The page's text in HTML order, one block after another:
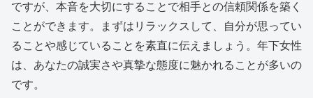
ですが、本音を大切にすることで相手との信頼関係を築く
ことができます。まずはリラックスして、自分が思ってい
ることや感じていることを素直に伝えましょう。年下女性
は、あなたの誠実さや真摯な態度に魅かれることが多いの
です。